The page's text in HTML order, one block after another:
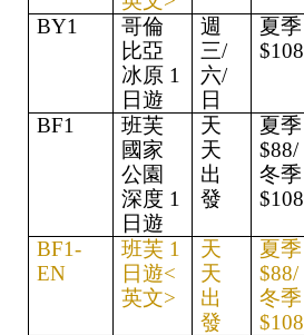
BY1
哥倫
比亞
冰原 1
日遊
週
三/
六/
日
夏季
$108
BF1
班芙
國家
公園
深度 1
日遊
天
天
出
發
夏季
$88/
冬季
$108
BF1-
EN
班芙 1
日遊<
英文>
天
天
出
發
夏季
$88/
冬季
$108